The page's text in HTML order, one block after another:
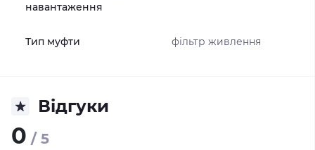
навантаження
Тип муфти фільтр живлення
Відгуки
0 / 5